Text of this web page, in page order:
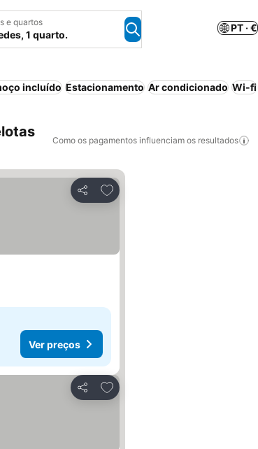
e quartos
1 quarto.
PT · €
incluído Estacionamento Ar condicionado Wi-fi
Como os pagamentos influenciam os resultados
Partilhar
Adicionar aos favoritos
Ver preços
Partilhar
Adicionar aos favoritos